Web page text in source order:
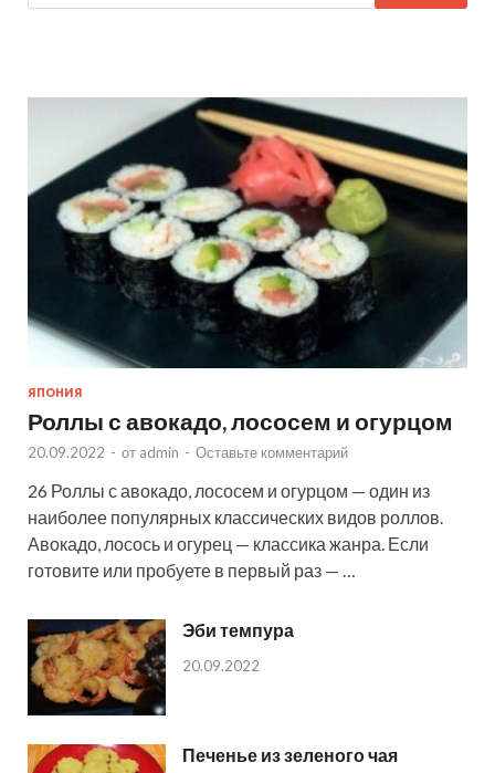
ЯПОНИЯ
Роллы с авокадо, лососем и огурцом
20.09.2022 - от admin - Оставьте комментарий
26 Роллы с авокадо, лососем и огурцом — один из
наиболее популярных классических видов роллов.
Авокадо, лосось и огурец — классика жанра. Если
готовите или пробуете в первый раз — …
Эби темпура
20.09.2022
Печенье из зеленого чая